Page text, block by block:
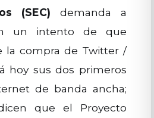
(SEC) demanda a
un intento de que
la compra de Twitter /
hoy sus dos primeros
de banda ancha;
que el Proyecto